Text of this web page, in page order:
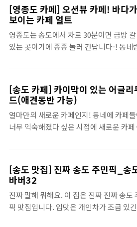
때 별로라고 말한 지인이 한 명도 없었어
용 with.2jennieworld.com 만약 송도에
러 와서 데이트를 한다! 소개팅을 한다! 너
시끄럽지 않고 아늑하고 약간 조용한 느낌
지만 제 구글포토가 기억하고 있는 시점은
2018년 방문이 처음이더라고요! 그만큼 오
동안 방문한 곳이기도 하고 친구들이 송도
놀러 오면 항상 데려가는 카페 중의 한 곳
된 후로부터 한 달에 네 번 정도는 방문하는
페입니다. 매우 추천! 송도 센트럴파크 카페
노스코 확장된 쪽의 내부는 이렇게 생겼어
조금 붙어서 앉으면 6명까지 앉을 수 있는
블 좌석이 있고, 등받이 없이 앉을 수 있는..
[영종도 카페] 오션뷰 카페! 바다
보이는 카페 얼트
영종도는 송도에서 차로 30분이면 금방
있는 곳이기에 종종 놀러 간답니다-! 동네
천해보려 합니다. 보통 영종도 구읍배터
바다 뷰를 볼 수 있는 카페들이 많이 있어요.
페 얼트, 바다 앞 테라스, 차덕분 이렇게 3
다 가봤는데 저는 카페 얼트가 제일 좋았습
카페 얼트 얼트는 주말이라면 웨이팅을 감
고 오셔야 할 것 같아요. 평일이랑 다르게 주
에는 기다리시는 분들이 꽤 많았습니다.
분위기는 이러합니다! 파란색 톤의 분위기
통창이 3면으로 있어..
[송도 카페] 카이막이 있는 어글리
드(애견동반 가능)
얼마만의 새로운 카페인지! 동네에 카페들
너무 익숙해졌다 싶은 시점에 새로운 카페
서도 카이막을 먹어볼 수 있다니! 마침 애견
반도 가능해서 레오랑 산책끝나고 갔던 입니
다. * 애견 동반은 외부 좌석만 가능합니다
글리무드 메뉴는 이렇게 있습니다. 아메
[송도 맛집] 진짜 송도 주민픽_송
바버32
진짜 말해 뭐해요. 이 집은 진짜 진짜 송도
픽 맛집입니다. 입맛은 개인차가 조금 있